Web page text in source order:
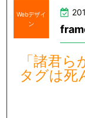
Webデザイ
ン
「諸君
タグは死